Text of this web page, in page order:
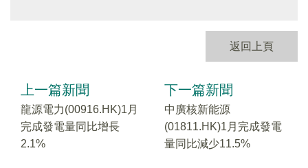
返回上頁
上一篇新聞
龍源電力(00916.HK)1月
完成發電量同比增長
2.1%
下一篇新聞
中廣核新能源
(01811.HK)1月完成發電
量同比減少11.5%